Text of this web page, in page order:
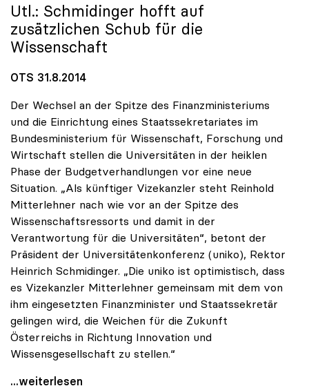
Utl.: Schmidinger hofft auf
zusätzlichen Schub für die
Wissenschaft
OTS 31.8.2014
Der Wechsel an der Spitze des Finanzministeriums
und die Einrichtung eines Staatssekretariates im
Bundesministerium für Wissenschaft, Forschung und
Wirtschaft stellen die Universitäten in der heiklen
Phase der Budgetverhandlungen vor eine neue
Situation. „Als künftiger Vizekanzler steht Reinhold
Mitterlehner nach wie vor an der Spitze des
Wissenschaftsressorts und damit in der
Verantwortung für die Universitäten“, betont der
Präsident der Universitätenkonferenz (uniko), Rektor
Heinrich Schmidinger. „Die uniko ist optimistisch, dass
es Vizekanzler Mitterlehner gemeinsam mit dem von
ihm eingesetzten Finanzminister und Staatssekretär
gelingen wird, die Weichen für die Zukunft
Österreichs in Richtung Innovation und
Wissensgesellschaft zu stellen.“
uniko: Regierungsumbildung als Chance zur Stärkung
...weiterlesen